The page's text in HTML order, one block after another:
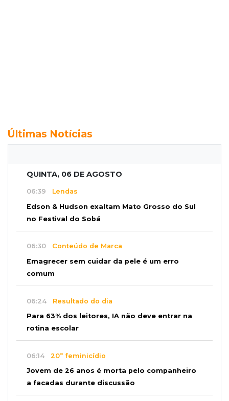
Últimas Notícias
QUINTA, 06 DE AGOSTO
06:39 Lendas
Edson & Hudson exaltam Mato Grosso do Sul
no Festival do Sobá
06:30 Conteúdo de Marca
Emagrecer sem cuidar da pele é um erro
comum
06:24 Resultado do dia
Para 63% dos leitores, IA não deve entrar na
rotina escolar
06:14 20º feminicídio
Jovem de 26 anos é morta pelo companheiro
a facadas durante discussão